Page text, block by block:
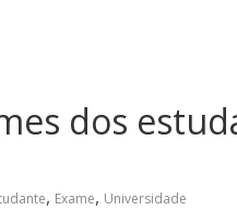
dos
, Exame, Universidade